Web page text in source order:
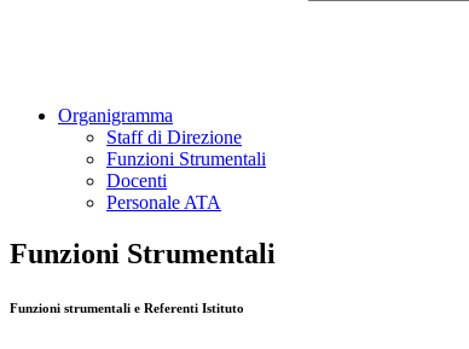
Organigramma
Staff di Direzione
Funzioni Strumentali
Docenti
Personale ATA
Funzioni Strumentali
Funzioni strumentali e Referenti Istituto